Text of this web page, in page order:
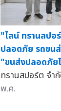
"ไลน์ ทรานสปอ
ปลอดภัย รถขน
"ขนส่งปลอดภัย
ทรานสปอร์ต จำ
พ.ค.